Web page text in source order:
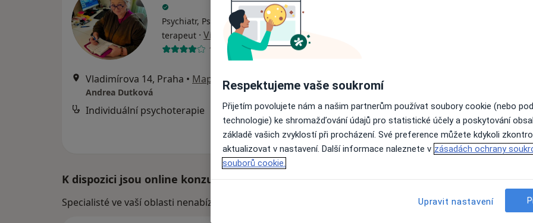
Psychiatr, Psychoterapeut, Dětský
terapeut · Více
11 názorů
Vladimírova 14, Praha • Mapa
Andrea Dutková
Individuální psychoterapie 1 800 Kč
K dispozici jsou online konzultace
Specialisté ve vaší oblasti nenabízí osobní návštěvy. Zkuste místo toho online konzultace.
Respektujeme vaše soukromí
Přijetím povolujete nám a našim partnerům používat soubory cookie (nebo
technologie) ke shromažďování údajů pro statistické účely a poskytování
základě vašich zvyklostí při procházení. Své preference můžete kdykoli
aktualizovat v nastavení. Další informace naleznete v zásadách ochrany
souborů cookie.
Upravit nastavení